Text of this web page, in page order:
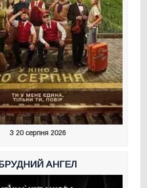
З 20 серпня 2026
АНГЕЛ